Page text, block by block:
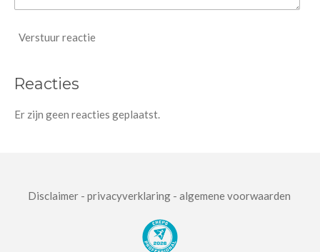
Verstuur reactie
Reacties
Er zijn geen reacties geplaatst.
Disclaimer - privacyverklaring - algemene voorwaarden